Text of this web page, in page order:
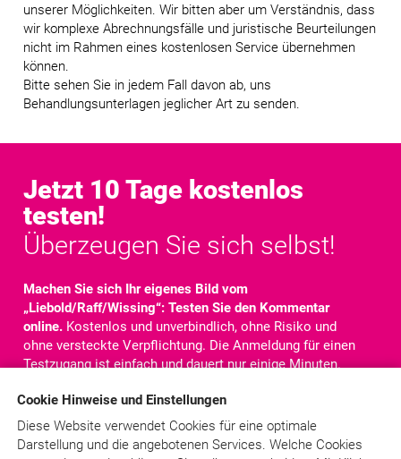
Cookie Hinweise und Einstellungen
Diese Website verwendet Cookies für eine optimale
Darstellung und die angebotenen Services. Welche Cookies
unserer Möglichkeiten. Wir bitten aber um Verständnis, dass
wir komplexe Abrechnungsfälle und juristische Beurteilungen
nicht im Rahmen eines kostenlosen Service übernehmen
können.
Bitte sehen Sie in jedem Fall davon ab, uns
Behandlungsunterlagen jeglicher Art zu senden.
Jetzt 10 Tage kostenlos
testen!
Überzeugen Sie sich selbst!
Machen Sie sich Ihr eigenes Bild vom
„Liebold/Raff/Wissing“: Testen Sie den Kommentar
online. Kostenlos und unverbindlich, ohne Risiko und
ohne versteckte Verpflichtung. Die Anmeldung für einen
Testzugang ist einfach und dauert nur einige Minuten.
Kommentar für10 Tageonline zur Verfügung. Sie haben
Zugriff auf alle Texte, Kommentare und Rechtsquellen.